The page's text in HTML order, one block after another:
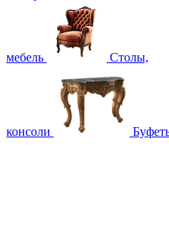
мебель Столы,
консоли